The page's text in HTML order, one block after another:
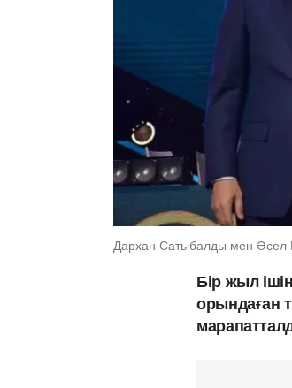
Дархан Сатыбалды мен Әсел
Бір жыл
орындаған